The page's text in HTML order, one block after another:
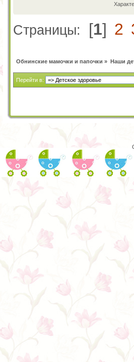
Страницы: [1] 2
Обнинские мамочки и папочки » Наши
Перейти в: